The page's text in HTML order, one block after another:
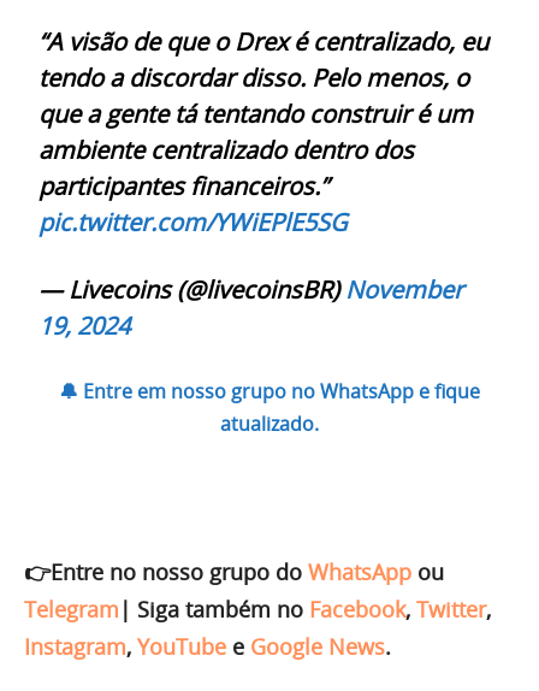
“A visão de que o Drex é centralizado, eu
tendo a discordar disso. Pelo menos, o
que a gente tá tentando construir é um
ambiente centralizado dentro dos
participantes financeiros.”
pic.twitter.com/YWiEPlE5SG
— Livecoins (@livecoinsBR)November
19, 2024
🔔 Entre em nosso grupo no WhatsApp e fique
atualizado.
👉Entre no nosso grupo do WhatsApp ou
Telegram | Siga também no Facebook, Twitter,
Instagram, YouTube e Google News.